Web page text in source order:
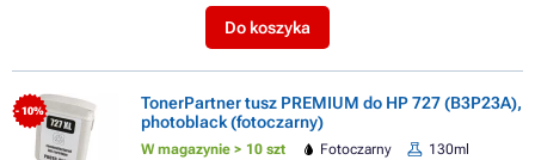
Do koszyka
- 10%
TonerPartner tusz PREMIUM do HP 727 (B3P23A),
photoblack (fotoczarny)
W magazynie > 10 szt Fotoczarny
130ml